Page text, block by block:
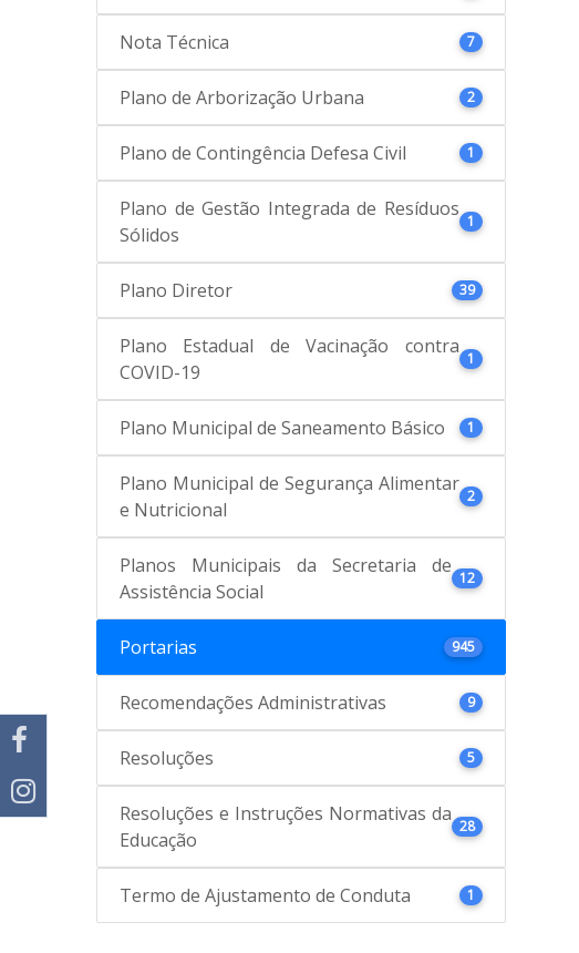
Nota Técnica 7
Plano de Arborização Urbana 2
Plano de Contingência Defesa Civil 1
Plano de Gestão Integrada de Resíduos
Sólidos
1
Plano Diretor 39
Plano Estadual de Vacinação contra
COVID-19
1
Plano Municipal de Saneamento Básico 1
Plano Municipal de Segurança Alimentar
e Nutricional
2
Planos Municipais da Secretaria de
Assistência Social
12
Portarias 945
Recomendações Administrativas 9
Resoluções 5
Resoluções e Instruções Normativas da
Educação
28
Termo de Ajustamento de Conduta 1